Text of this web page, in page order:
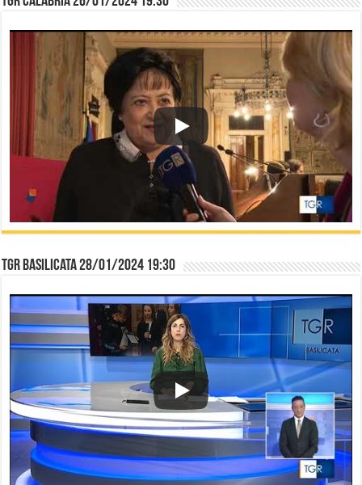
TGR Basilicata 28/01/2024 19:30